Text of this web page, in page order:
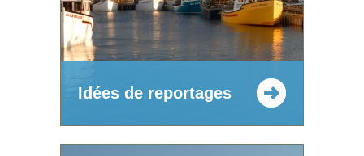
Idées de reportages